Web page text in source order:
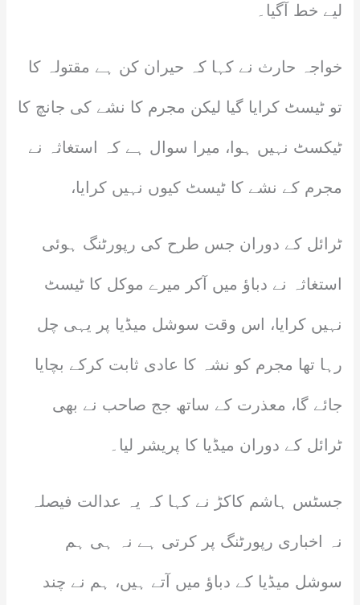
لیے خط آگیا۔
خواجہ حارث نے کہا کہ حیران کن ہے مقتولہ کا
تو ٹیسٹ کرایا گیا لیکن مجرم کا نشے کی جانچ کا
ٹیکسٹ نہیں ہوا، میرا سوال ہے کہ استغاثہ نے
مجرم کے نشے کا ٹیسٹ کیوں نہیں کرایا،
ٹرائل کے دوران جس طرح کی رپورٹنگ ہوئی
استغاثہ نے دباؤ میں آکر میرے موکل کا ٹیسٹ
نہیں کرایا، اس وقت سوشل میڈیا پر یہی چل
رہا تھا مجرم کو نشہ کا عادی ثابت کرکے بچایا
جائے گا، معذرت کے ساتھ جج صاحب نے بھی
ٹرائل کے دوران میڈیا کا پریشر لیا۔
جسٹس ہاشم کاکڑ نے کہا کہ یہ عدالت فیصلہ
نہ اخباری رپورٹنگ پر کرتی ہے نہ ہی ہم
سوشل میڈیا کے دباؤ میں آتے ہیں، ہم نے چند